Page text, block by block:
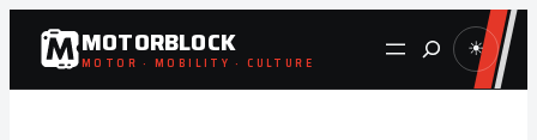
Zum
Inhalt
springen
MOTORBLOCK
MOTOR · MOBILITY · CULTURE Suche ☀